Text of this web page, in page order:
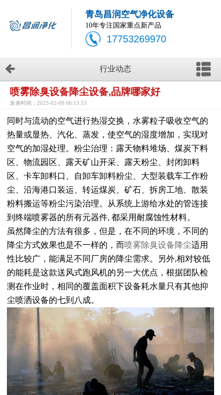
青岛昌润空气净化设备
10年专注国家重点新产品
17753269970
行业动态
喷雾除臭设备降尘设备,品牌哪家好
发表时间：2023-02-09 06:13:53
同时与流动的空气进行热湿交换，水雾粒子吸收空气的
热量或显热、汽化、蒸发，使空气的湿度增加，实现对
空气的加湿处理。粉尘治理：露天物料堆场、煤炭下料
区、物流园区、露天矿山开采、露天粉尘、封闭卸料
区、卡车卸料口、自卸车卸料粉尘、大型装载车工作粉
尘、沿海港口装运、转运煤炭、矿石、拆房工地、散装
粉料搬运等粉尘污染治理。从系统上游给水处的管连接
到终端喷雾器的所有元器件, 都采用耐腐蚀性材料。
虽然降尘的方法有很多，但是，在不同的环境，不同的
降尘方式效果也是不一样的，而喷雾除臭设备降尘适用
性比较广，能满足不同厂房的降尘需求。另外,相对较低
的能耗是这款送风式跑风机的另一大优点，根据团队检
测在作业时，相同的覆盖面积下设备耗水量只有其他抑
尘喷洒设备的七到八成。